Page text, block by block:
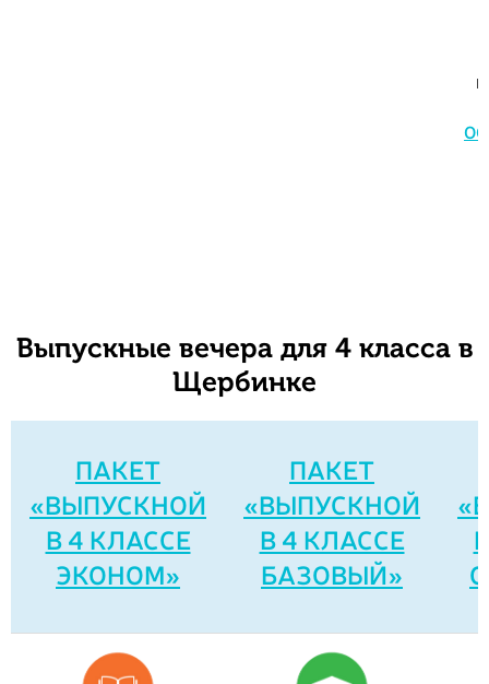
Выпускные вечера для 4 класса в
Щербинке
ПАКЕТ
«ВЫПУСКНОЙ
В 4 КЛАССЕ
ЭКОНОМ»
ПАКЕТ
«ВЫПУСКНОЙ
В 4 КЛАССЕ
БАЗОВЫЙ»